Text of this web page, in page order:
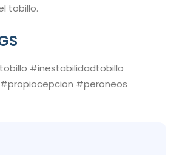
tobillo.
#inestabilidadtobillo
#peroneos